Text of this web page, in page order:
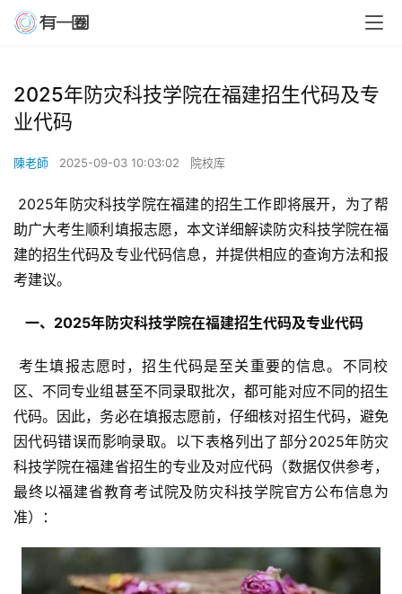
2025年防灾科技学院在福建招生代码及专
业代码
陳老師 2025-09-03 10:03:02 院校库
助广大考生顺利填报志愿，本文详细解读防灾科技学院在福
建的招生代码及专业代码信息，并提供相应的查询方法和报
考建议。
  一、2025年防灾科技学院在福建招生代码及专业代码
考生填报志愿时，招生代码是至关重要的信息。不同校
区、不同专业组甚至不同录取批次，都可能对应不同的招生
代码。因此，务必在填报志愿前，仔细核对招生代码，避免
因代码错误而影响录取。以下表格列出了部分2025年防灾
科技学院在福建省招生的专业及对应代码（数据仅供参考，
最终以福建省教育考试院及防灾科技学院官方公布信息为
准）：